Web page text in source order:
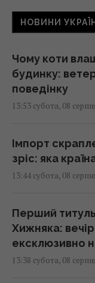
НОВИНИ
Чому коти
будинку:
поведінку
13:53 субота, 08
Імпорт
зріс: яка
13:44 субота, 08
Перший
Хижняка:
ексклюзивно
13:38 субота, 08